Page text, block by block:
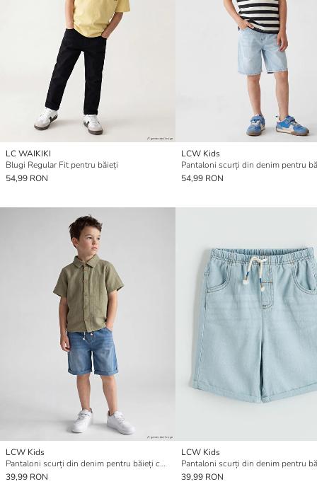
LC WAIKIKI
Blugi Regular Fit pentru băieți
54,99 RON
LCW Kids
Pantaloni scurți din denim pentru
54,99 RON
LCW Kids
Pantaloni scurți din denim pentru băieți cu talie elastică
39,99 RON
LCW Kids
39,99 RON